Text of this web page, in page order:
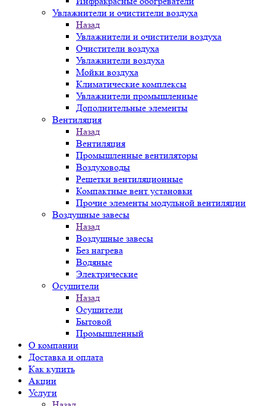
Увлажнители и очистители воздуха
Назад
Увлажнители и очистители воздуха
Очистители воздуха
Увлажнители воздуха
Мойки воздуха
Климатические комплексы
Увлажнители промышленные
Дополнительные элементы
Вентиляция
Назад
Вентиляция
Промышленные вентиляторы
Воздуховоды
Решетки вентиляционные
Компактные вент установки
Прочие элементы модульной вентиляции
Воздушные завесы
Назад
Воздушные завесы
Без нагрева
Водяные
Электрические
Осушители
Назад
Осушители
Бытовой
Промышленный
О компании
Доставка и оплата
Как купить
Акции
Услуги